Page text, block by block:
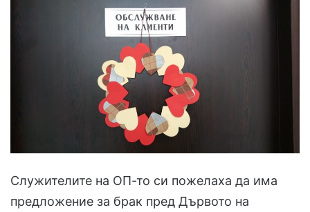
Служителите на ОП-то си пожелаха да има
предложение за брак пред Дървото на